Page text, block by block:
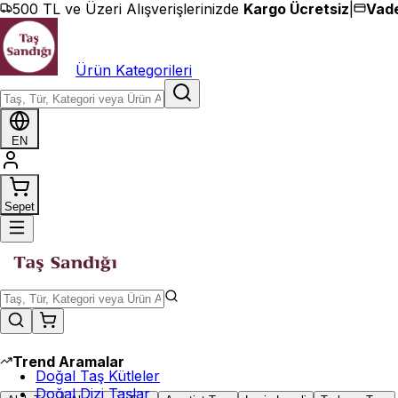
İçeriğe geç
500 TL ve Üzeri Alışverişlerinizde Kargo Ücretsiz
Ürün Kategorileri
EN
Sepet
Trend Aramalar
Doğal Taş Kütleler
Doğal Dizi Taşlar